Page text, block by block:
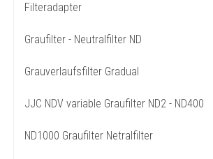
Filteradapter
Graufilter - Neutralfilter ND
Grauverlaufsfilter Gradual
JJC NDV variable Graufilter ND2 - ND400
ND1000 Graufilter Netralfilter